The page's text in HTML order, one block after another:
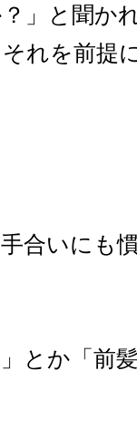
」と聞か
れを前提
合いにも
とか「前